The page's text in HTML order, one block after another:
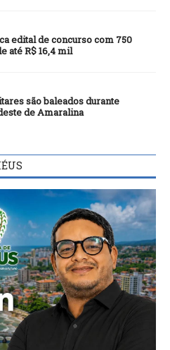
edital de concurso com 750
até R$ 16,4 mil
são baleados durante
de Amaralina